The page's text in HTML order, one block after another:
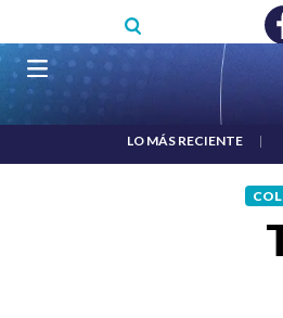
MÍNIMO NO DESTRUYÓ EMPLEO: JP
LO MÁS RECIENTE |